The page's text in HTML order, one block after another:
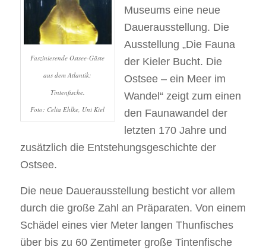
Faszinierende Ostsee-Gäste
aus dem Atlantik:
Tintenfische.
Foto: Celia Ehlke, Uni Kiel
Museums eine neue
Dauerausstellung. Die
Ausstellung „Die Fauna
der Kieler Bucht. Die
Ostsee – ein Meer im
Wandel“ zeigt zum einen
den Faunawandel der
letzten 170 Jahre und
zusätzlich die Entstehungsgeschichte der
Ostsee.
Die neue Dauerausstellung besticht vor allem
durch die große Zahl an Präparaten. Von einem
Schädel eines vier Meter langen Thunfisches
über bis zu 60 Zentimeter große Tintenfische